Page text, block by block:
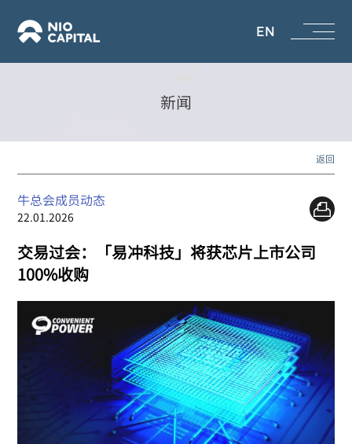
EN
新闻
返回
牛总会成员动态
22.01.2026
交易过会：「易冲科技」将获芯片上市公司
100%收购